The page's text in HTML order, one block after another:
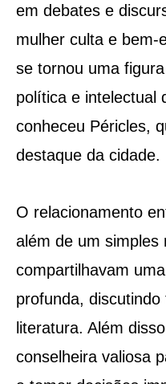
em debates e
mulher culta e bem-
se tornou uma
política e intelectual
conheceu Péricles,
destaque da cidade.
O relacionamento
além de um simples
compartilhavam
profunda,
literatura. Além
conselheira valiosa